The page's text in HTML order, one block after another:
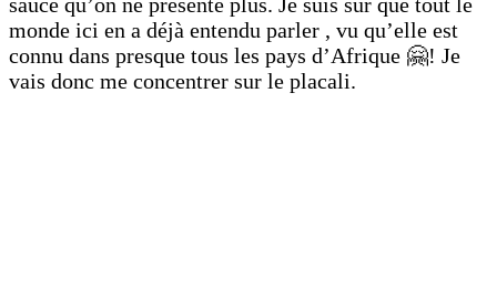
monde ici en a déjà entendu parler , vu qu’elle est
connu dans presque tous les pays d’Afrique 🤗! Je
vais donc me concentrer sur le placali.